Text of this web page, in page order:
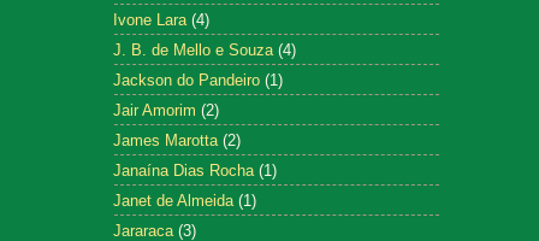
Ivone Lara (4)
J. B. de Mello e Souza (4)
Jackson do Pandeiro (1)
Jair Amorim (2)
James Marotta (2)
Janaína Dias Rocha (1)
Janet de Almeida (1)
Jararaca (3)